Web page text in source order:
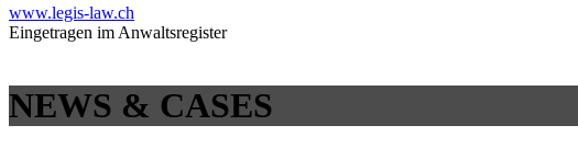
www.legis-law.ch
Eingetragen im Anwaltsregister
NEWS & CASES